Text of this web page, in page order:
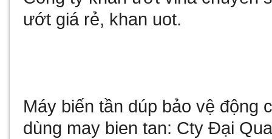
ướt giá rẻ, khan uot.
Máy biến tần dúp bảo vệ động
dùng may bien tan: Cty Đại